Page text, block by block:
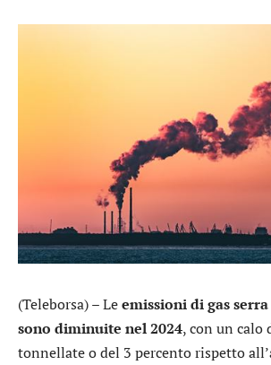
(Teleborsa) – Leemissioni di gas
sono diminuite nel 2024, con un
tonnellate o del 3 percento rispetto